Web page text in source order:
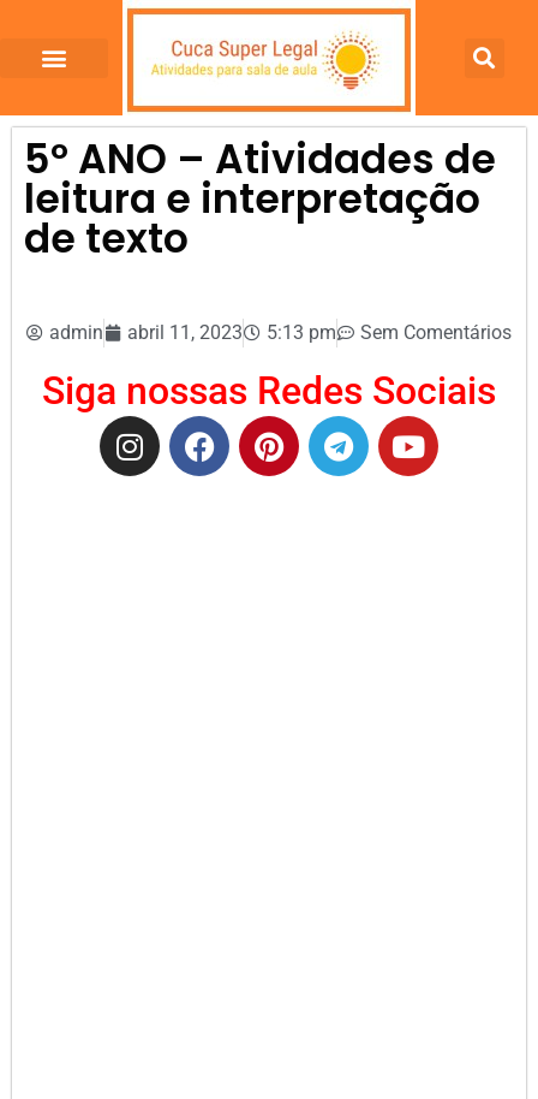
5º ANO – Atividades de
leitura e interpretação
de texto
admin abril 11, 2023 5:13 pm Sem Comentários
Siga nossas Redes Sociais